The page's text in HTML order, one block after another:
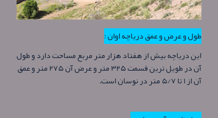
طول و عرض و عمق دریاچه اوان :
این دریاچه بیش از هفتاد هزار متر مربع مساحت دارد و طول
آن در طويل ترين قسمت ۳۲۵ متر و عرض آن ۲۷۵ متر و عمق
آن از ۱ تا ۵/۷ متر در نوسان است.